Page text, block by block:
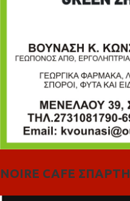
NOIRE CAFE ΣΠΑΡΤΗ